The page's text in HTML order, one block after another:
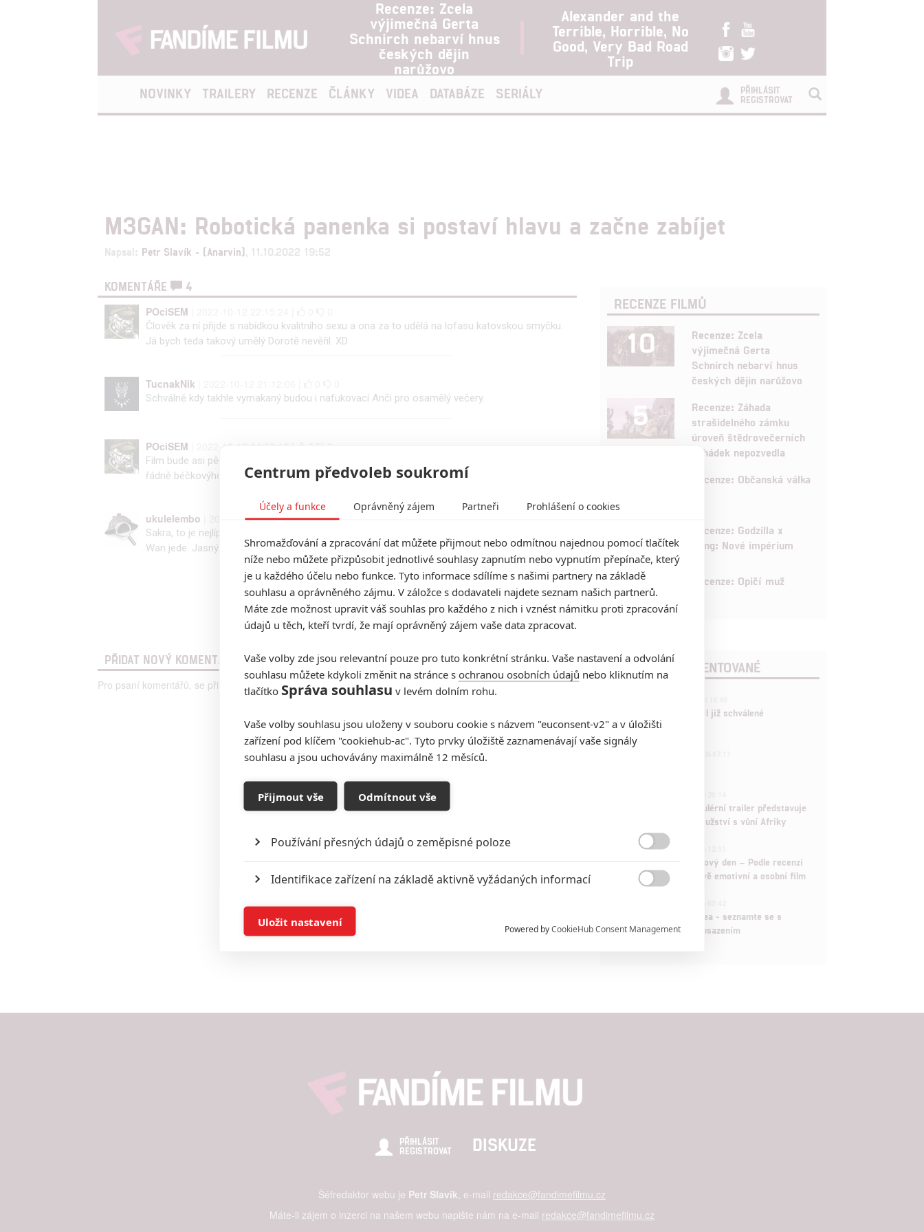
Recenze: Zcela
výjimečná Gerta
Schnirch nebarví hnus
českých dějin
narůžovo
Alexander and the
Terrible, Horrible, No
Good, Very Bad Road
Trip
NOVINKY TRAILERY RECENZE ČLÁNKY VIDEA DATABÁZE SERIÁLY
PŘIHLÁSIT
REGISTROVAT
M3GAN: Robotická panenka si postaví hlavu a začne zabíjet
Napsal: Petr Slavík - (Anarvin) , 11.10.2022 19:52
KOMENTÁŘE
4
POciSEM
Člověk za ní přijde s nabídkou kvalitního sexu a ona za to udělá na lofasu katovskou smyčku.
Já bych teda takový umělý Dorotě nevěřil. XD
TucnakNik
Schválně kdy takhle vymakaný budou i nafukovací Anči pro osamělý večery.
POciSEM
Film bude asi pěknej shit ale ta plastová čubka je udělaná výborně. Třeba se jednou dočkáme
řádně béčkovýho gore crossoveru Chucky vs M3gan.
ukulelembo | 2022-10-12 08:41:49 | 0 0
Sakra, to je nejlíp ztvárněná yandere killer loli, co jsem za poslední léta v hraném filmu viděl.
Wan jede. Jasný must watch. XD
PŘIDAT NOVÝ KOMENTÁŘ
Pro psaní komentářů, se přihlašte.
RECENZE FILMŮ
10
Recenze: Zcela
výjimečná Gerta
Schnirch nebarví hnus
českých dějin narůžovo
5
Recenze: Záhada
strašidelného zámku
úroveň štědrovečerních
pohádek nepozvedla
Recenze: Občanská válka
6
Recenze: Godzilla x
Kong: Nové impérium
8 Recenze: Opičí muž
POSLEDNÍ KOMENTOVANÉ
Marvel nečekaně zrušil již schválené
pokračování
433
Děti krve a kostí: Regulérní trailer představuje
akční fantasy dobrodružství s vůní Afriky
ČLÁNEK | 30.07.2026 12:31
Spider-Man: Zbrusu nový den – Podle recenzí
máme čekat překvapivě emotivní a osobní film
Velké preview: Odyssea - seznamte se s
maximálně nabitým obsazením
PŘIHLÁSIT
REGISTROVAT
DISKUZE
Šéfredaktor webu je Petr Slavík , e-mail redakce@fandimefilmu.cz
Máte-li zájem o inzerci na našem webu napište nám na e-mail redakce@fandimefilmu.cz
Centrum předvoleb soukromí
Účely a funkce Oprávněný zájem Partneři Prohlášení o cookies
Shromažďování a zpracování dat můžete přijmout nebo odmítnou najednou pomocí tlačítek
níže nebo můžete přizpůsobit jednotlivé souhlasy zapnutím nebo vypnutím přepínače, který
je u každého účelu nebo funkce. Tyto informace sdílíme s našimi partnery na základě
souhlasu a oprávněného zájmu. V záložce s dodavateli najdete seznam našich partnerů.
Máte zde možnost upravit váš souhlas pro každého z nich i vznést námitku proti zpracování
údajů u těch, kteří tvrdí, že mají oprávněný zájem vaše data zpracovat.
Vaše volby zde jsou relevantní pouze pro tuto konkrétní stránku. Vaše nastavení a odvolání
souhlasu můžete kdykoli změnit na stránce s ochranou osobních údajů nebo kliknutím na
tlačítko Správa souhlasu v levém dolním rohu.
Vaše volby souhlasu jsou uloženy v souboru cookie s názvem "euconsent-v2" a v úložišti
zařízení pod klíčem "cookiehub-ac". Tyto prvky úložiště zaznamenávají vaše signály
souhlasu a jsou uchovávány maximálně 12 měsíců.
Přijmout vše Odmítnout vše
Používání přesných údajů o zeměpisné poloze
Identifikace zařízení na základě aktivně vyžádaných informací
Ukládání a/nebo přístup k informacím v zařízení

Poskytování a zobrazování reklamy a obsahu
Powered byCookieHub Consent Management
Uložit nastavení